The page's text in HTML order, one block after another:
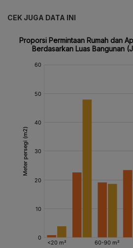
CEK JUGA DATA INI